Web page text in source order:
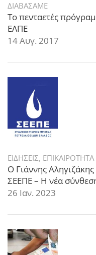
ΔΙΑΒΑΣΑΜΕ
Το πενταετές
ΕΛΠΕ
14 Αυγ. 2017
ΕΙΔΗΣΕΙΣ, ΕΠΙΚΑΙΡΟΤΗΤΑ
Ο Γιάννης
ΣΕΕΠΕ – Η νέα
26 Ιαν. 2023